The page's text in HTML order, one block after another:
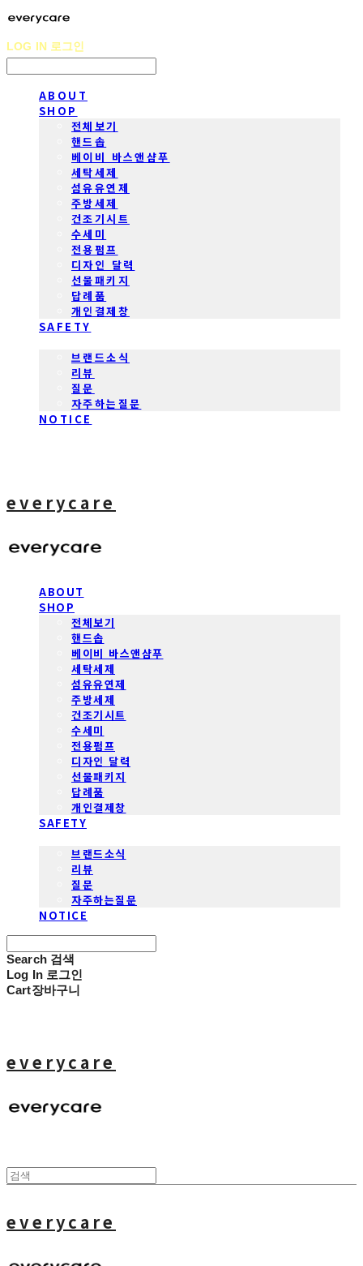
LOG IN 로그인
ABOUT
SHOP
전체보기
핸드솝
베이비 바스앤샴푸
세탁세제
섬유유연제
주방세제
건조기시트
수세미
전용펌프
디자인 달력
선물패키지
답례품
개인결제창
SAFETY
브랜드소식
리뷰
질문
자주하는질문
NOTICE
everycare
ABOUT
SHOP
전체보기
핸드솝
베이비 바스앤샴푸
세탁세제
섬유유연제
주방세제
건조기시트
수세미
전용펌프
디자인 달력
선물패키지
답례품
개인결제창
SAFETY
브랜드소식
리뷰
질문
자주하는질문
NOTICE
Search 검색
Log In 로그인
Cart장바구니
everycare
everycare